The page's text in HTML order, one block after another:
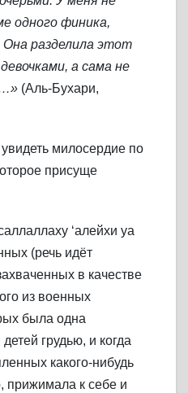
одного финика,
разделила этот
а сама не
(Аль-Бухари,
милосердие по
присуще
‘алейхи уа
(речь идёт
в качестве
из военных
была одна
грудью, и когда
какого-нибудь
прижимала к себе и